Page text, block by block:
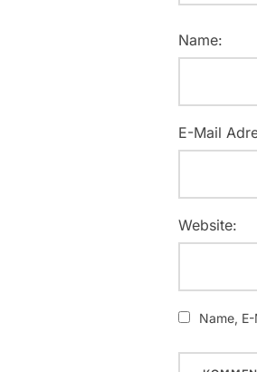
Name:
E-Mail
Website:
Name,